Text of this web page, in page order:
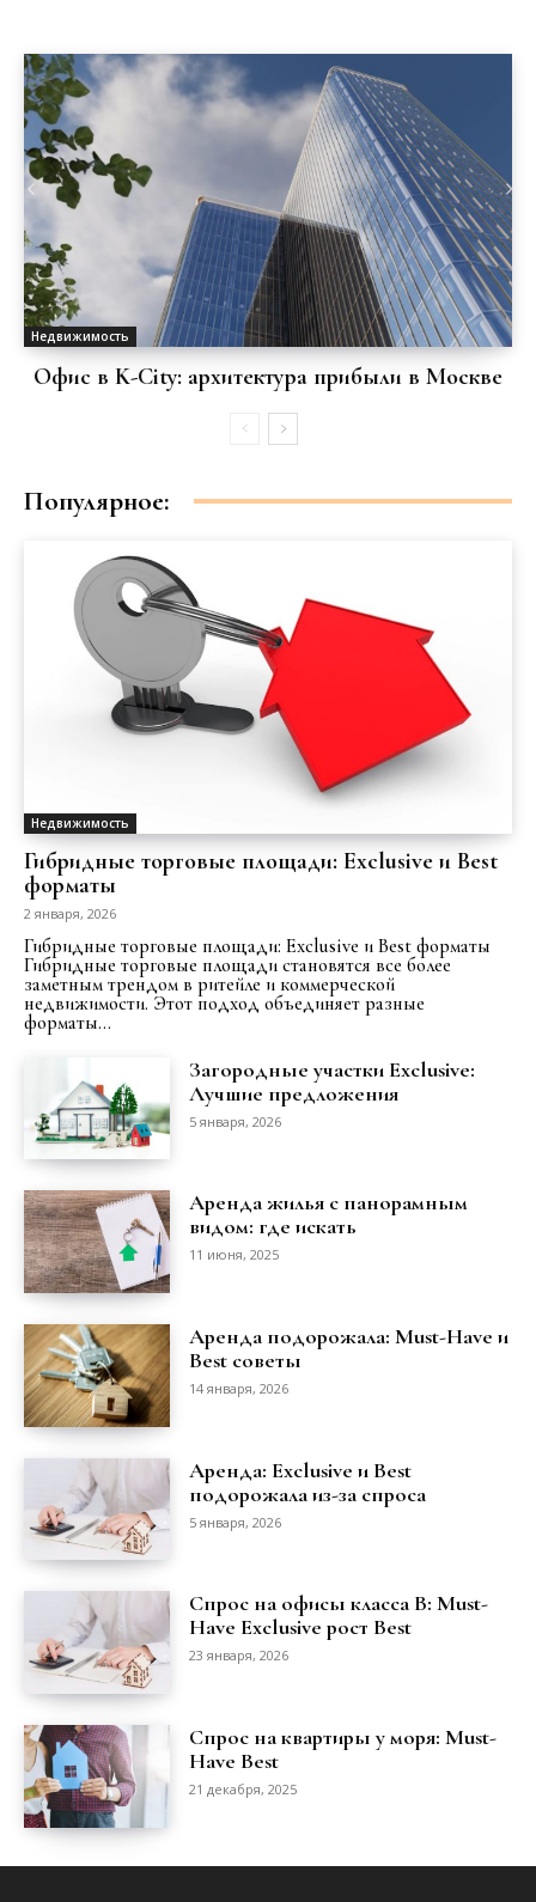
Недвижимость
Офис в K-City: архитектура прибыли в Москве
Популярное:
Недвижимость
Гибридные торговые площади: Exclusive и Best
форматы
2 января, 2026
Гибридные торговые площади: Exclusive и Best форматы
Гибридные торговые площади становятся все более
заметным трендом в ритейле и коммерческой
недвижимости. Этот подход объединяет разные
форматы...
Загородные участки Exclusive:
Лучшие предложения
5 января, 2026
Аренда жилья с панорамным
видом: где искать
11 июня, 2025
Аренда подорожала: Must-Have и
Best советы
14 января, 2026
Аренда: Exclusive и Best
подорожала из-за спроса
5 января, 2026
Спрос на офисы класса B: Must-
Have Exclusive рост Best
23 января, 2026
Спрос на квартиры у моря: Must-
Have Best
21 декабря, 2025